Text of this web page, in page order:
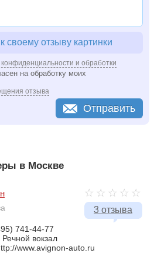
своему отзыву картинки
и обработки
на обработку моих
отзыва
Отправить
в Москве
3 отзыва
741-44-77
Речной вокзал
www.avignon-auto.ru